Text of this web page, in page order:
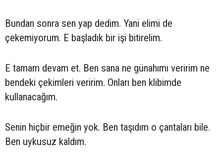
Bundan sonra sen yap dedim. Yani elimi de
çekemiyorum. E başladık bir işi bitirelim.
E tamam devam et. Ben sana ne günahımı veririm ne
bendeki çekimleri veririm. Onları ben klibimde
kullanacağım.
Senin hiçbir emeğin yok. Ben taşıdım o çantaları bile.
Ben uykusuz kaldım.